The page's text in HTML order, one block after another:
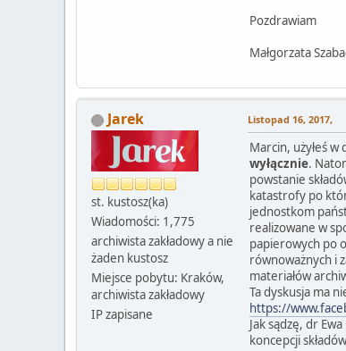
Pozdrawiam
Małgorzata
Jarek
st. kustosz(ka)
Wiadomości: 1,775
archiwista zakładowy a nie
żaden kustosz
Miejsce pobytu: Kraków,
archiwista zakładowy
IP zapisane
Listopad 16, 2017,
Marcin, użyłeś
wyłącznie.
powstanie
katastrofy po
jednostkom
realizowane w
papierowych po
równoważnych i
materiałów
Ta dyskusja ma
https://
Jak sądzę, dr
koncepcji